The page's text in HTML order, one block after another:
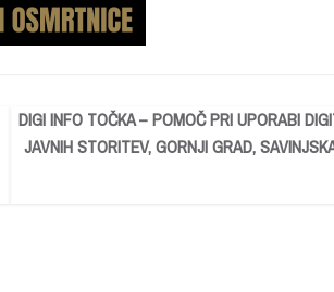
DIGI INFO TOČKA – POMOČ PRI UPORABI
JAVNIH STORITEV, GORNJI GRAD,